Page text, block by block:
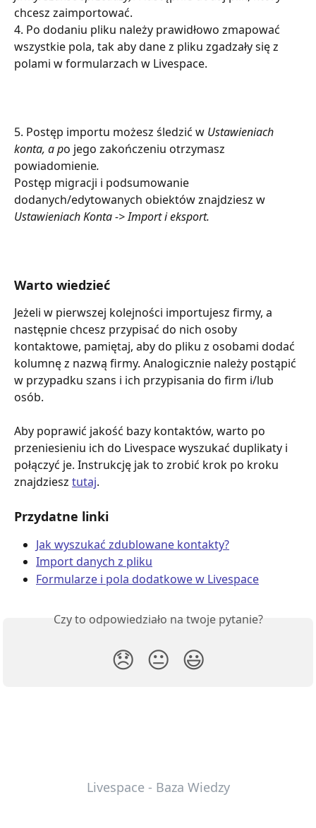
chcesz zaimportować.
4. Po dodaniu pliku należy prawidłowo zmapować
wszystkie pola, tak aby dane z pliku zgadzały się z
polami w formularzach w Livespace.
5. Postęp importu możesz śledzić w Ustawieniach
konta, a po jego zakończeniu otrzymasz
powiadomienie.
Postęp migracji i podsumowanie
dodanych/edytowanych obiektów znajdziesz w
Ustawieniach Konta -> Import i eksport.
Warto wiedzieć
Jeżeli w pierwszej kolejności importujesz firmy, a
następnie chcesz przypisać do nich osoby
kontaktowe, pamiętaj, aby do pliku z osobami dodać
kolumnę z nazwą firmy. Analogicznie należy postąpić
w przypadku szans i ich przypisania do firm i/lub
osób.
Aby poprawić jakość bazy kontaktów, warto po
przeniesieniu ich do Livespace wyszukać duplikaty i
połączyć je. Instrukcję jak to zrobić krok po kroku
znajdziesz tutaj.
Przydatne linki
Jak wyszukać zdublowane kontakty?
Import danych z pliku
Formularze i pola dodatkowe w Livespace
Czy to odpowiedziało na twoje pytanie?
😞 😐 😃
Livespace - Baza Wiedzy